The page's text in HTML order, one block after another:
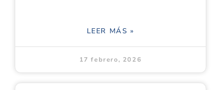
LEER MÁS »
17 febrero, 2026